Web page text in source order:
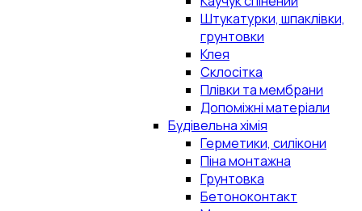
Штукатурки, шпаклівки,
грунтовки
Клея
Склосітка
Плівки та мембрани
Допоміжні матеріали
Будівельна хімія
Герметики, силікони
Піна монтажна
Грунтовка
Бетоноконтакт